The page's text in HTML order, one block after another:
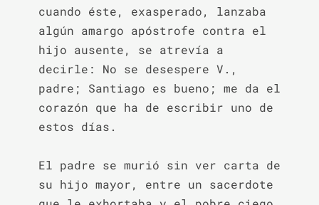
cuando éste, exasperado, lanzaba
algún amargo apóstrofe contra el
hijo ausente, se atrevía a
decirle: No se desespere V.,
padre; Santiago es bueno; me da el
corazón que ha de escribir uno de
estos días.
El padre se murió sin ver carta de
su hijo mayor, entre un sacerdote